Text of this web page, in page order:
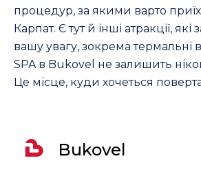
процедур, за якими варто
Карпат. Є тут й інші атракції, які
вашу увагу, зокрема термальні
SPA в Bukovel не залишить
Це місце, куди хочеться
Bukovel